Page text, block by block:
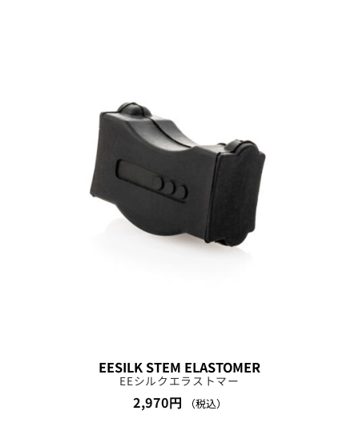
EESILK STEM ELASTOMER
EEシルクエラストマー
2,970円 （税込）